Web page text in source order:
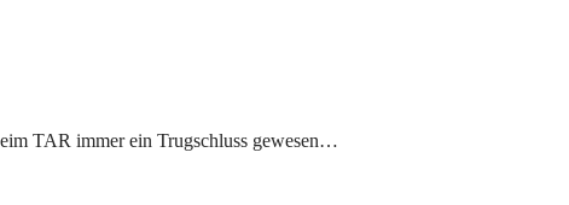
TAR immer ein Trugschluss gewesen…